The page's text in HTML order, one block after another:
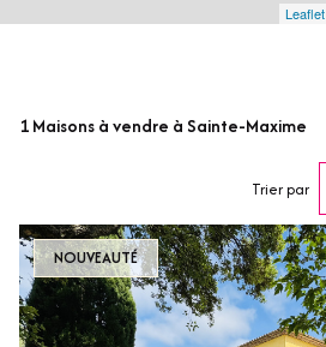
Leaflet
1Maisons à vendre à Sainte-Maxime
Trier par
NOUVEAUTÉ